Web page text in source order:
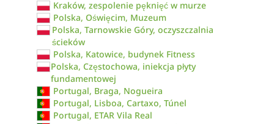
Kraków, zespolenie pęknięć w murze
Polska, Oświęcim, Muzeum
Polska, Tarnowskie Góry, oczyszczalnia
ścieków
Polska, Katowice, budynek Fitness
Polska, Częstochowa, iniekcja płyty
fundamentowej
Portugal, Braga, Nogueira
Portugal, Lisboa, Cartaxo, Túnel
Portugal, ETAR Vila Real